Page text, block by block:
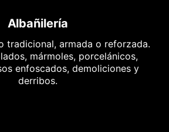
Albañilería
tradicional, armada o reforzada.
mármoles, porcelánicos,
enfoscados, demoliciones y
derribos.